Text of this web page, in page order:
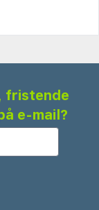
fristende
e-mail?